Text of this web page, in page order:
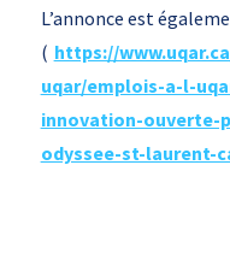
L’annonce est
( https://
uqar/emplois-a-l-
innovation-ouverte-
odyssee-st-laurent-